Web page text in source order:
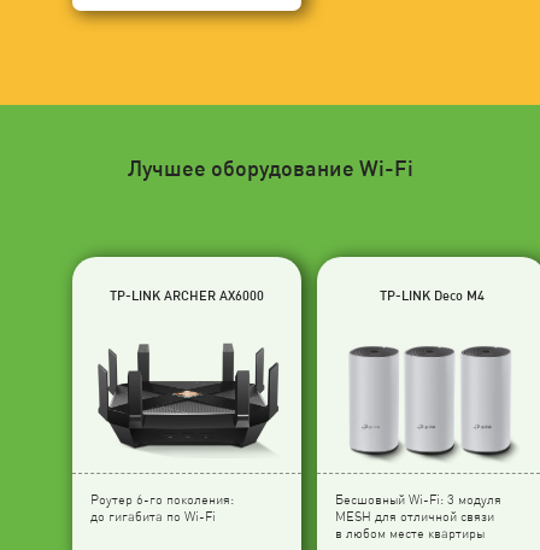
Лучшее оборудование Wi-Fi
TP-LINK ARCHER AX6000
Роутер 6-го поколения:
до гигабита по Wi-Fi
TP-LINK Deco M4
Бесшовный Wi-Fi: 3 модуля
МESH для отличной связи
в любом месте квартиры